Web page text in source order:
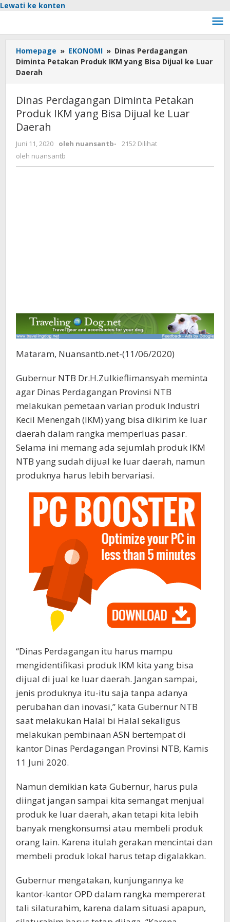
Lewati ke konten
Homepage » EKONOMI » Dinas Perdagangan
Diminta Petakan Produk IKM yang Bisa Dijual ke Luar
Daerah
Dinas Perdagangan Diminta Petakan
Produk IKM yang Bisa Dijual ke Luar
Daerah
Juni 11, 2020 oleh nuansantb-
2152 Dilihat
oleh nuansantb
Mataram, Nuansantb.net-(11/06/2020)
Gubernur NTB Dr.H.Zulkieflimansyah meminta
agar Dinas Perdagangan Provinsi NTB
melakukan pemetaan varian produk Industri
Kecil Menengah (IKM) yang bisa dikirim ke luar
daerah dalam rangka memperluas pasar.
Selama ini memang ada sejumlah produk IKM
NTB yang sudah dijual ke luar daerah, namun
produknya harus lebih bervariasi.
“Dinas Perdagangan itu harus mampu
mengidentifikasi produk IKM kita yang bisa
dijual di jual ke luar daerah. Jangan sampai,
jenis produknya itu-itu saja tanpa adanya
perubahan dan inovasi,” kata Gubernur NTB
saat melakukan Halal bi Halal sekaligus
melakukan pembinaan ASN bertempat di
kantor Dinas Perdagangan Provinsi NTB, Kamis
11 Juni 2020.
Namun demikian kata Gubernur, harus pula
diingat jangan sampai kita semangat menjual
produk ke luar daerah, akan tetapi kita lebih
banyak mengkonsumsi atau membeli produk
orang lain. Karena itulah gerakan mencintai dan
membeli produk lokal harus tetap digalakkan.
Gubernur mengatakan, kunjungannya ke
kantor-kantor OPD dalam rangka mempererat
tali silaturahim, karena dalam situasi apapun,